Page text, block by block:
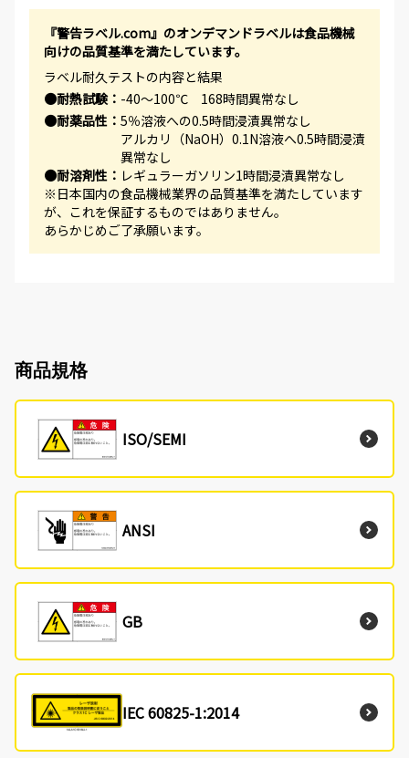
『警告ラベル.com』のオンデマンドラベルは食品機械
向けの品質基準を満たしています。
ラベル耐久テストの内容と結果
●耐熱試験： -40～100℃ 168時間異常なし
●耐薬品性： 5％溶液への0.5時間浸漬異常なし
アルカリ（NaOH）0.1N溶液へ0.5時間浸漬
異常なし
●耐溶剤性： レギュラーガソリン1時間浸漬異常なし
※日本国内の食品機械業界の品質基準を満たしています
が、これを保証するものではありません。
あらかじめご了承願います。
商品規格
ISO/SEMI
ANSI
GB
IEC 60825-1:2014